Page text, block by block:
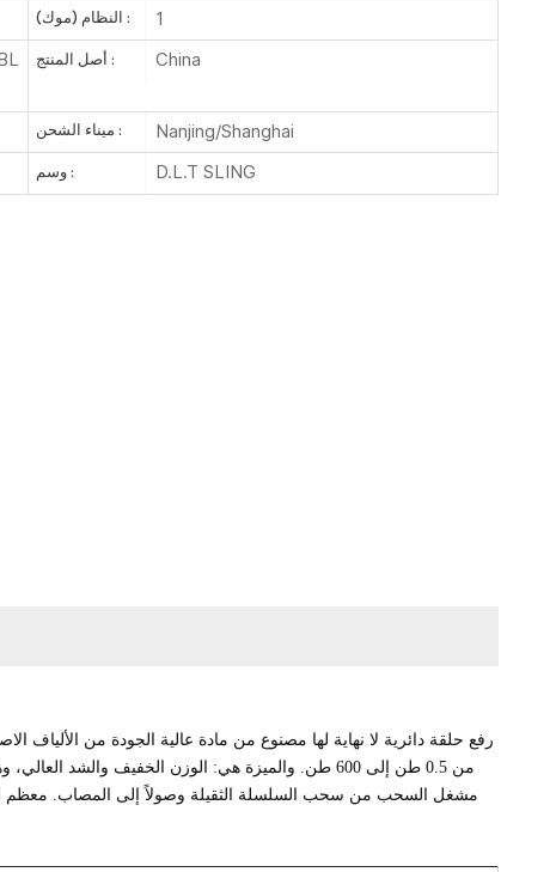
النظام (موك) : 1
أصل المنتج : China
ميناء الشحن : Nanjing/Shanghai
وسم : D.L.T SLING
10T رفع حلقة دائرية لا نهاية لها مصنوع من مادة عالية الجودة من الألياف
مشغل السحب من سحب السلسلة الثقيلة وصولاً إلى المصاب. معظم